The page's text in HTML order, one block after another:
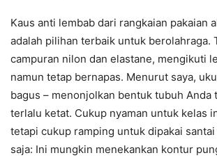
Kaus anti lembab dari rangkaian pakaian
adalah pilihan terbaik untuk berolahraga.
campuran nilon dan elastane, mengikuti
namun tetap bernapas. Menurut saya,
bagus – menonjolkan bentuk tubuh Anda
terlalu ketat. Cukup nyaman untuk kelas
tetapi cukup ramping untuk dipakai santai
saja: Ini mungkin menekankan kontur